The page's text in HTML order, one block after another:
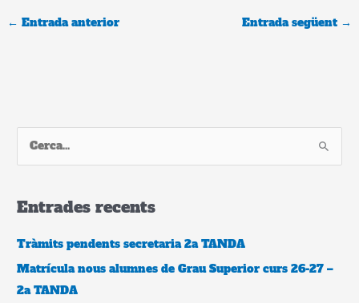
← Entrada anterior Entrada següent →
e
c
Entrades recents
Tràmits pendents secretaria 2a TANDA
Matrícula nous alumnes de Grau Superior curs 26-27 –
2a TANDA